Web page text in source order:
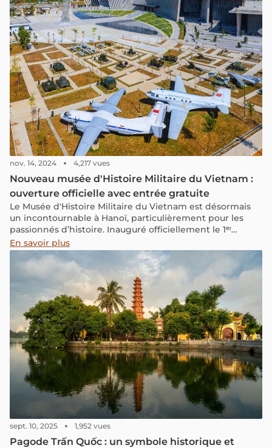
nov. 14, 2024 4,217 vues
Nouveau musée d'Histoire Militaire du Vietnam :
ouverture officielle avec entrée gratuite
Le Musée d'Histoire Militaire du Vietnam est désormais
un incontournable à Hanoï, particulièrement pour les
passionnés d’histoire. Inauguré officiellement le 1ᵉʳ
novembre 2024, il propose une riche collection
d'artefacts, de photographies et d'expositions retraçant
les exploits et les combats militaires qui ont marqué
l’histoire du Vietnam à travers les siècles.
En savoir plus
sept. 10, 2025 1,952 vues
Pagode Trấn Quốc : un symbole historique et